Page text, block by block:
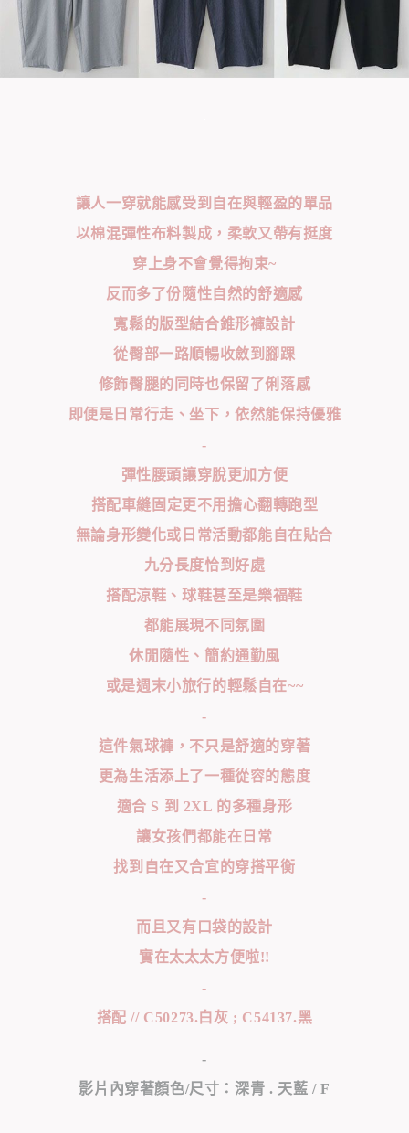
讓人一穿就能感受到自在與輕盈的單品
以棉混彈性布料製成，柔軟又帶有挺度
穿上身不會覺得拘束~
反而多了份隨性自然的舒適感
寬鬆的版型結合錐形褲設計
從臀部一路順暢收斂到腳踝
修飾臀腿的同時也保留了俐落感
即便是日常行走、坐下，依然能保持優雅
-
彈性腰頭讓穿脫更加方便
搭配車縫固定更不用擔心翻轉跑型
無論身形變化或日常活動都能自在貼合
九分長度恰到好處
搭配涼鞋、球鞋甚至是樂福鞋
都能展現不同氛圍
休閒隨性、簡約通勤風
或是週末小旅行的輕鬆自在~~
-
這件氣球褲，不只是舒適的穿著
更為生活添上了一種從容的態度
適合 S 到 2XL 的多種身形
讓女孩們都能在日常
找到自在又合宜的穿搭平衡
-
而且又有口袋的設計
實在太太太方便啦!!
-
搭配 // C50273.白灰 ; C54137.黑
-
影片內穿著顏色/尺寸：深青 . 天藍 / F